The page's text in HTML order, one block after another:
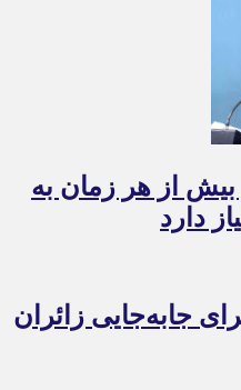
از هر زمان به
دارد
برای جابه‌جایی زائران